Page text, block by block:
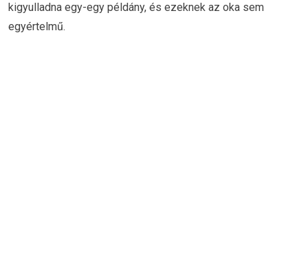
kigyulladna egy-egy példány, és ezeknek az oka sem
egyértelmű.